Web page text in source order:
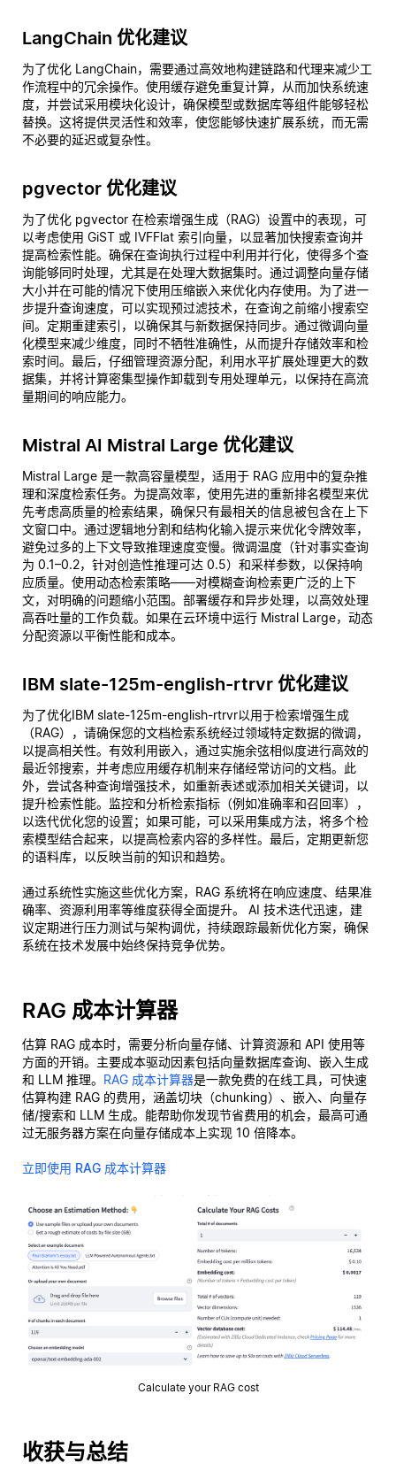
LangChain 优化建议
为了优化 LangChain，需要通过高效地构建链路和代理来减少工
作流程中的冗余操作。使用缓存避免重复计算，从而加快系统速
度，并尝试采用模块化设计，确保模型或数据库等组件能够轻松
替换。这将提供灵活性和效率，使您能够快速扩展系统，而无需
不必要的延迟或复杂性。
pgvector 优化建议
为了优化 pgvector 在检索增强生成（RAG）设置中的表现，可
以考虑使用 GiST 或 IVFFlat 索引向量，以显著加快搜索查询并
提高检索性能。确保在查询执行过程中利用并行化，使得多个查
询能够同时处理，尤其是在处理大数据集时。通过调整向量存储
大小并在可能的情况下使用压缩嵌入来优化内存使用。为了进一
步提升查询速度，可以实现预过滤技术，在查询之前缩小搜索空
间。定期重建索引，以确保其与新数据保持同步。通过微调向量
化模型来减少维度，同时不牺牲准确性，从而提升存储效率和检
索时间。最后，仔细管理资源分配，利用水平扩展处理更大的数
据集，并将计算密集型操作卸载到专用处理单元，以保持在高流
量期间的响应能力。
Mistral AI Mistral Large 优化建议
Mistral Large 是一款高容量模型，适用于 RAG 应用中的复杂推
理和深度检索任务。为提高效率，使用先进的重新排名模型来优
先考虑高质量的检索结果，确保只有最相关的信息被包含在上下
文窗口中。通过逻辑地分割和结构化输入提示来优化令牌效率，
避免过多的上下文导致推理速度变慢。微调温度（针对事实查询
为 0.1–0.2，针对创造性推理可达 0.5）和采样参数，以保持响
应质量。使用动态检索策略——对模糊查询检索更广泛的上下
文，对明确的问题缩小范围。部署缓存和异步处理，以高效处理
高吞吐量的工作负载。如果在云环境中运行 Mistral Large，动态
分配资源以平衡性能和成本。
IBM slate-125m-english-rtrvr 优化建议
为了优化IBM slate-125m-english-rtrvr以用于检索增强生成
（RAG），请确保您的文档检索系统经过领域特定数据的微调，
以提高相关性。有效利用嵌入，通过实施余弦相似度进行高效的
最近邻搜索，并考虑应用缓存机制来存储经常访问的文档。此
外，尝试各种查询增强技术，如重新表述或添加相关关键词，以
提升检索性能。监控和分析检索指标（例如准确率和召回率），
以迭代优化您的设置；如果可能，可以采用集成方法，将多个检
索模型结合起来，以提高检索内容的多样性。最后，定期更新您
的语料库，以反映当前的知识和趋势。
通过系统性实施这些优化方案，RAG 系统将在响应速度、结果准
确率、资源利用率等维度获得全面提升。 AI 技术迭代迅速，建
议定期进行压力测试与架构调优，持续跟踪最新优化方案，确保
系统在技术发展中始终保持竞争优势。
RAG 成本计算器
估算 RAG 成本时，需要分析向量存储、计算资源和 API 使用等
方面的开销。主要成本驱动因素包括向量数据库查询、嵌入生成
和 LLM 推理。 RAG 成本计算器是一款免费的在线工具，可快速
估算构建 RAG 的费用，涵盖切块（chunking）、嵌入、向量存
储/搜索和 LLM 生成。能帮助你发现节省费用的机会，最高可通
过无服务器方案在向量存储成本上实现 10 倍降本。
立即使用 RAG 成本计算器
Calculate your RAG cost
收获与总结